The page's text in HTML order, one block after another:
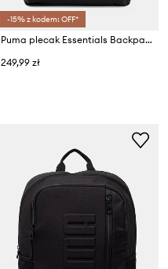
-15% z kodem: OFF*
Puma plecak Essentials Backpack
249,99 zł